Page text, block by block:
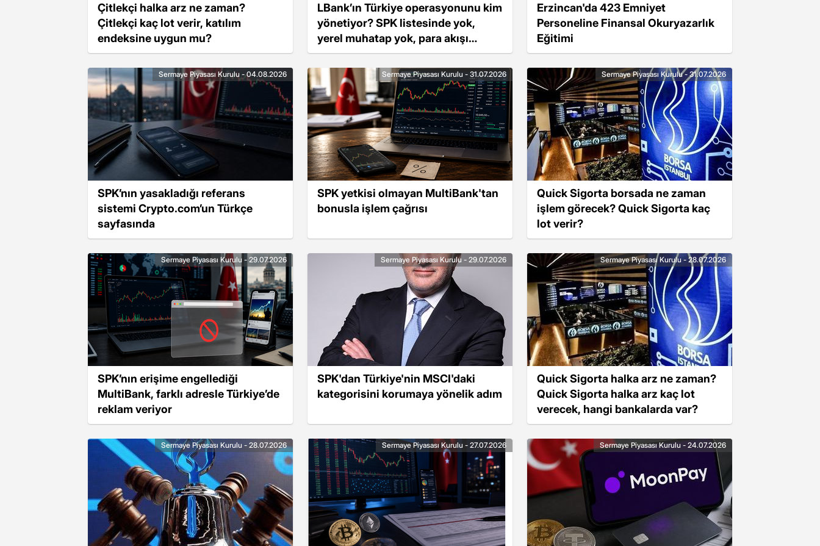
Çitlekçi halka arz ne zaman?
Çitlekçi kaç lot verir, katılım
endeksine uygun mu?
LBank’ın Türkiye operasyonunu kim
yönetiyor? SPK listesinde yok,
yerel muhatap yok, para akışı
sürüyor
Erzincan'da 423 Emniyet
Personeline Finansal Okuryazarlık
Eğitimi
SPK’nın yasakladığı referans
sistemi Crypto.com’un Türkçe
sayfasında
Sermaye Piyasası Kurulu - 04.08.2026
SPK yetkisi olmayan MultiBank'tan
bonusla işlem çağrısı
Sermaye Piyasası Kurulu - 31.07.2026
Quick Sigorta borsada ne zaman
işlem görecek? Quick Sigorta kaç
lot verir?
Sermaye Piyasası Kurulu - 31.07.2026
SPK’nın erişime engellediği
MultiBank, farklı adresle Türkiye’de
reklam veriyor
Sermaye Piyasası Kurulu - 29.07.2026
SPK'dan Türkiye'nin MSCI'daki
kategorisini korumaya yönelik adım
Sermaye Piyasası Kurulu - 29.07.2026
Quick Sigorta halka arz ne zaman?
Quick Sigorta halka arz kaç lot
verecek, hangi bankalarda var?
Sermaye Piyasası Kurulu - 28.07.2026
Sermaye Piyasası Kurulu - 28.07.2026 Sermaye Piyasası Kurulu - 27.07.2026 Sermaye Piyasası Kurulu - 24.07.2026